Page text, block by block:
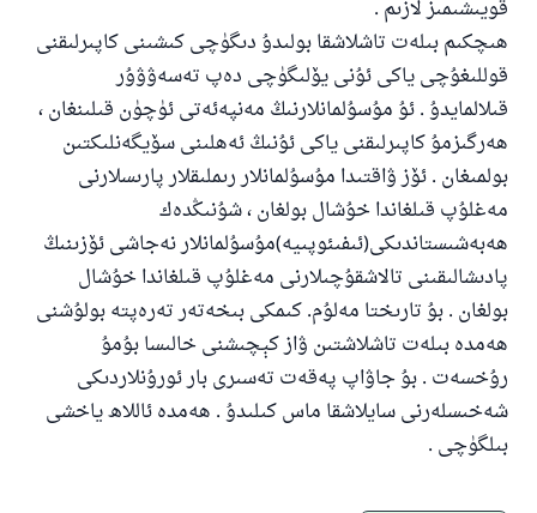
قويىشىمىز لازىم .
ھىچكىم بىلەت تاشلاشقا بولىدۇ دىگۈچى كىشىنى كاپىرلىقنى
قوللىغۇچى ياكى ئۇنى يۆلىگۈچى دەپ تەسەۋۋۇر
قىلالمايدۇ . ئۇ مۇسۇلمانلارنىڭ مەنپەئەتى ئۈچۈن قىلىنغان ،
ھەرگىزمۇ كاپىرلىقنى ياكى ئۇنىڭ ئەھلىنى سۆيگەنلىكتىن
بولمىغان . ئۆز ۋاقتىدا مۇسۇلمانلار رىملىقلار پارىسلارنى
مەغلۇپ قىلغاندا خۇشال بولغان ، شۇنىڭدەك
ھەبەشىستاندىكى(ئىفىئوپىيە)مۇسۇلمانلار نەجاشى ئۆزىنىڭ
پادىشالىقىنى تالاشقۇچىلارنى مەغلۇپ قىلغاندا خۇشال
بولغان . بۇ تارىختا مەلۇم. كىمكى بىخەتەر تەرەپتە بولۇشنى
ھەمدە بىلەت تاشلاشتىن ۋاز كېچىشنى خالىسا بۇمۇ
رۇخسەت . بۇ جاۋاپ پەقەت تەسىرى بار ئورۇنلاردىكى
شەخىسلەرنى سايلاشقا ماس كىلىدۇ . ھەمدە ئاللاھ ياخشى
بىلگۈچى .